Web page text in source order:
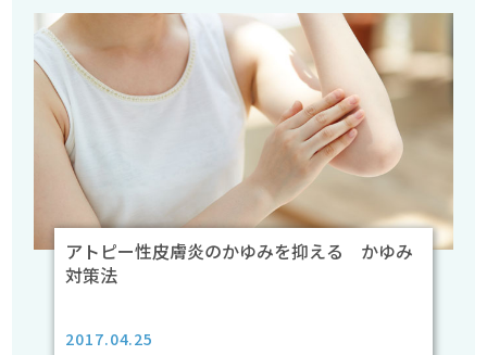
アトピー性皮膚炎のかゆみを抑える かゆみ
対策法
2017.04.25